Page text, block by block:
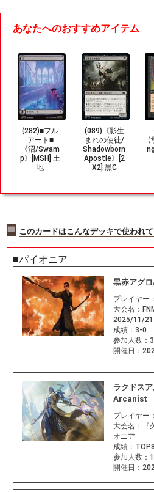
あなたへのおすすめアイテム
(282)■フル
アート■
《沼/Swam
p》[MSH] 土
地
(089)《影生
まれの使徒/
Shadowborn
Apostle》[2
X2] 黒C
このカードはこんなデッキで使われ
■パイオニア
黒赤アグ
プレイヤー：
大会名：
2025/11/21
成績： 3-0
参加人数： 3
開催日：
ラクドス
Arcanist
プレイヤー：
大会名：
オニア
成績： TOP8
参加人数：
開催日：